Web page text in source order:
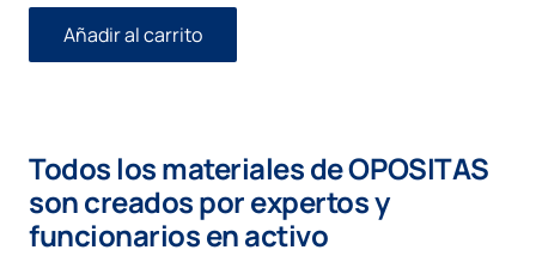
Civil
I
Especial
Civil.
Incapacidad.
cantidad
Añadir al carrito
Todos los materiales de OPOSITAS
son creados por expertos y
funcionarios en activo